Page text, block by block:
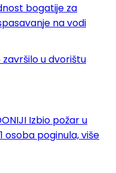
bogatije za
na vodi
završilo u dvorištu
Izbio požar u
osoba poginula, više